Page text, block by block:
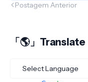
Postagem Anterior
「🌎」Translate